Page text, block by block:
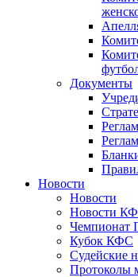
Документы
Новости
Новости
Новости
Чемпионат
Кубок КФС
Судейские
Протоколы